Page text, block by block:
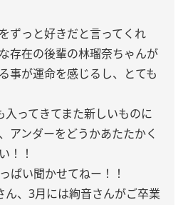
ずっと好きだと言ってくれ
存在の後輩の林瑠奈ちゃんが
事が運命を感じるし、とても
入ってきてまた新しいものに
アンダーをどうかあたたかく
！！
ぱい聞かせてねー！！
ん、3月には絢音さんがご卒業